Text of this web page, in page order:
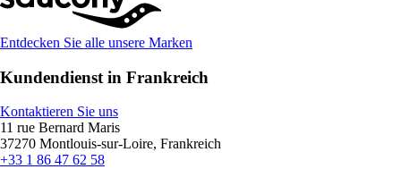
Entdecken Sie alle unsere Marken
Kundendienst in Frankreich
Kontaktieren Sie uns
11 rue Bernard Maris
37270 Montlouis-sur-Loire, Frankreich
+33 1 86 47 62 58